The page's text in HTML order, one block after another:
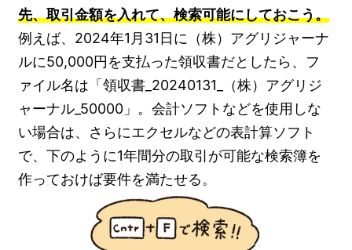
先、取引金額を入れて、検索可能にしておこう。
例えば、2024年1月31日に（株）アグリジャーナ
ルに50,000円を支払った領収書だとしたら、フ
ァイル名は「領収書_20240131_（株）アグリジ
ャーナル_50000」。会計ソフトなどを使用しな
い場合は、さらにエクセルなどの表計算ソフト
で、下のように1年間分の取引が可能な検索簿を
作っておけば要件を満たせる。